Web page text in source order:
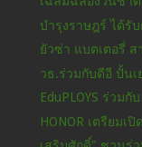
บำรุงราษฎร์ ได้รั
ยัวซ่า แบตเตอรี่ ส
วธ.ร่วมกับดีอี ปั้น
EduPLOYS ร่วม
HONOR เตรียมเ